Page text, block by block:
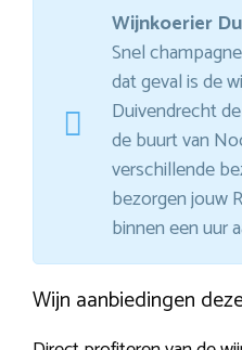
Wijnkoerier
Snel
dat geval is de
Duivendrecht
de buurt van
verschillende
bezorgen jouw
binnen een uur
Wijn aanbiedingen